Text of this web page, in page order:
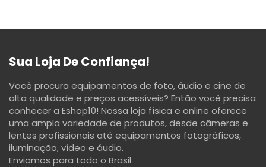
Sua Loja De Confiança!
Você procura equipamentos de foto, áudio e cine de
alta qualidade e preços acessíveis? Então você precisa
conhecer a Eshop10! Nossa loja física e online oferece
uma ampla variedade de produtos, desde câmeras e
lentes profissionais até equipamentos fotográficos,
iluminação, vídeo e áudio.
Enviamos para todo o Brasil